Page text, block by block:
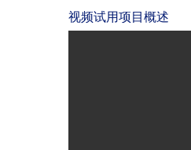
视频试用项目概述